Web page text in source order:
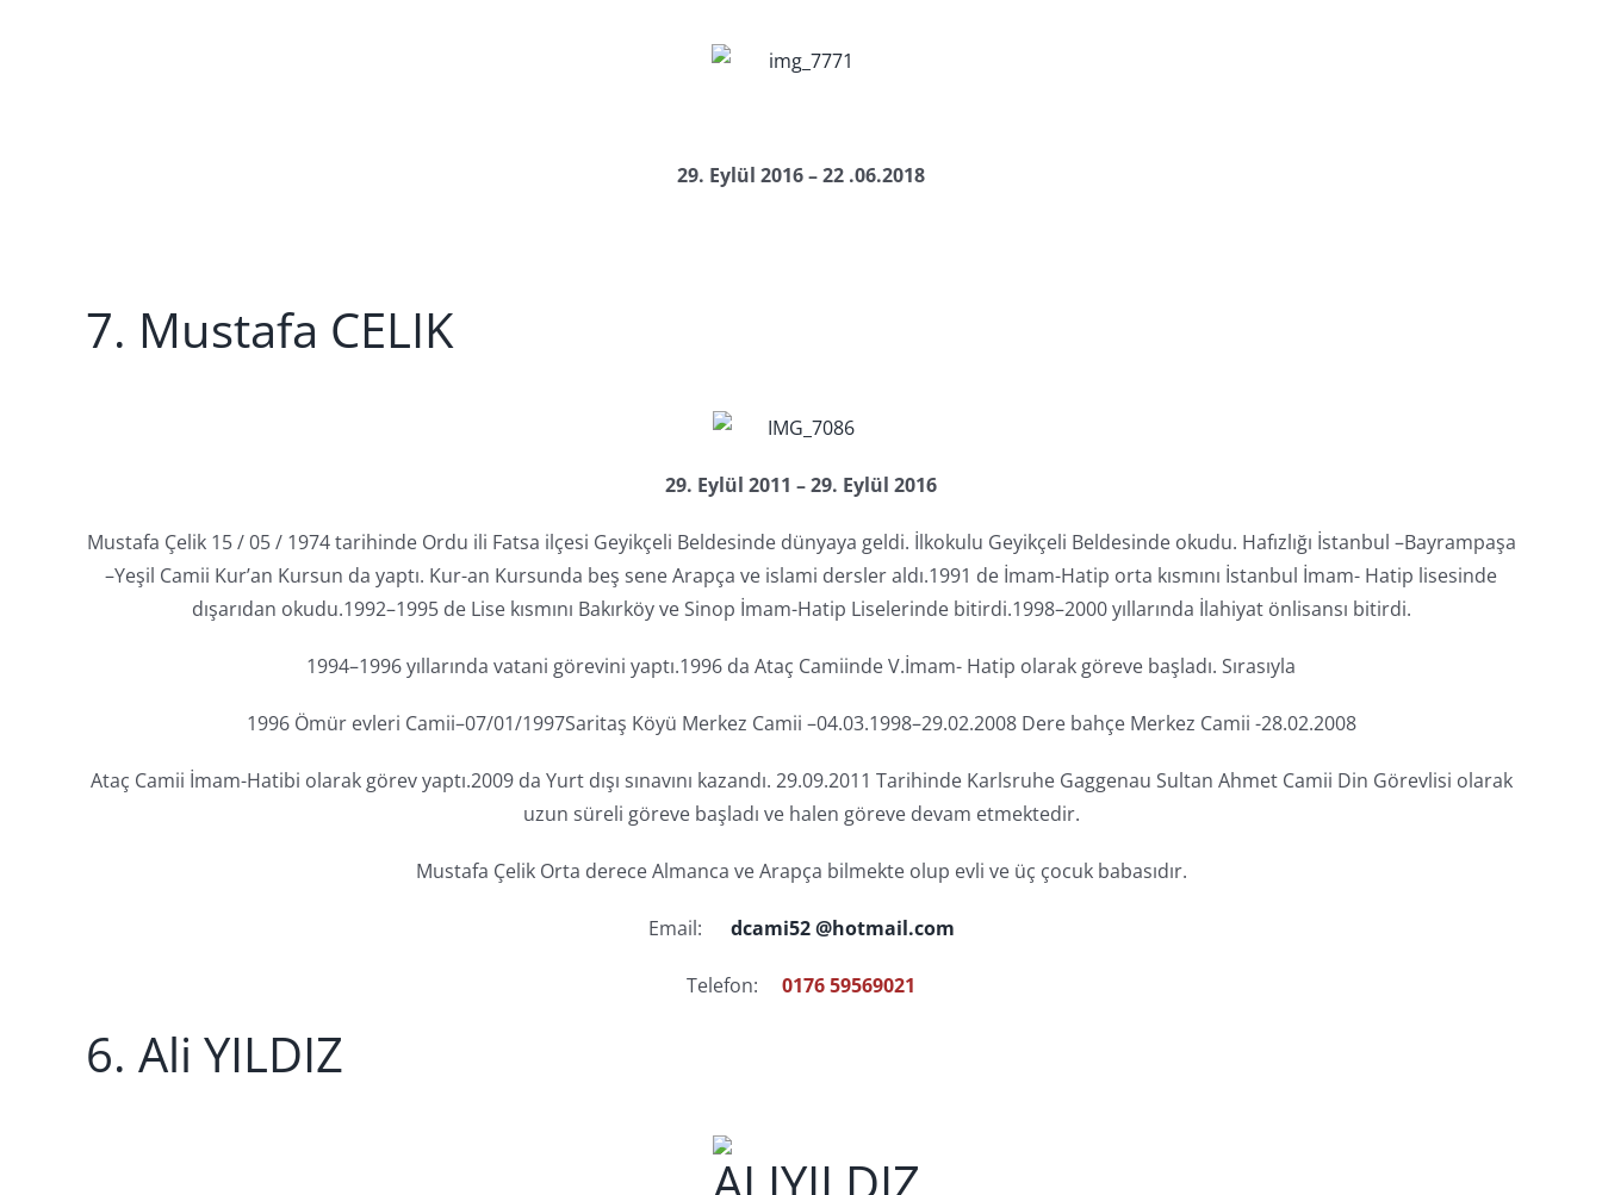
29. Eylül 2016 – 22 .06.2018
7. Mustafa CELIK
29. Eylül 2011 – 29. Eylül 2016
Mustafa Çelik 15 / 05 / 1974 tarihinde Ordu ili Fatsa ilçesi Geyikçeli Beldesinde dünyaya geldi. İlkokulu Geyikçeli Beldesinde okudu. Hafızlığı İstanbul –Bayrampaşa
–Yeşil Camii Kur’an Kursun da yaptı. Kur-an Kursunda beş sene Arapça ve islami dersler aldı.1991 de İmam-Hatip orta kısmını İstanbul İmam- Hatip lisesinde
dışarıdan okudu.1992–1995 de Lise kısmını Bakırköy ve Sinop İmam-Hatip Liselerinde bitirdi.1998–2000 yıllarında İlahiyat önlisansı bitirdi.
1994–1996 yıllarında vatani görevini yaptı.1996 da Ataç Camiinde V.İmam- Hatip olarak göreve başladı. Sırasıyla
1996 Ömür evleri Camii–07/01/1997Saritaş Köyü Merkez Camii –04.03.1998–29.02.2008 Dere bahçe Merkez Camii -28.02.2008
Ataç Camii İmam-Hatibi olarak görev yaptı.2009 da Yurt dışı sınavını kazandı. 29.09.2011 Tarihinde Karlsruhe Gaggenau Sultan Ahmet Camii Din Görevlisi olarak
uzun süreli göreve başladı ve halen göreve devam etmektedir.
Mustafa Çelik Orta derece Almanca ve Arapça bilmekte olup evli ve üç çocuk babasıdır.
Email: dcami52 @hotmail.com
Telefon: 0176 59569021
6. Ali YILDIZ